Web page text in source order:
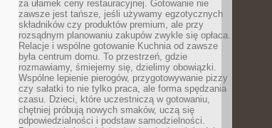
za ułamek ceny restauracyjnej. Gotowanie nie
zawsze jest tańsze, jeśli używamy egzotycznych
składników czy produktów premium, ale przy
rozsądnym planowaniu zakupów zwykle się opłaca.
Relacje i wspólne gotowanie Kuchnia od zawsze
była centrum domu. To przestrzeń, gdzie
rozmawiamy, śmiejemy się, dzielimy obowiązki.
Wspólne lepienie pierogów, przygotowywanie pizzy
czy sałatki to nie tylko praca, ale forma spędzania
czasu. Dzieci, które uczestniczą w gotowaniu,
chętniej próbują nowych smaków, uczą się
odpowiedzialności i podstaw samodzielności.